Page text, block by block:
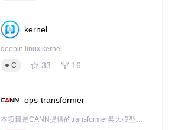
kernel
deepin linux kernel
C
33 16
ops-transformer
本项目是CANN提供的transformer类大模型算子库，实现网络在NPU上加速计算。